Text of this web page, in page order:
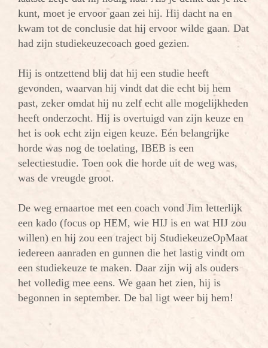
kunt, moet je ervoor gaan zei hij. Hij dacht na en
kwam tot de conclusie dat hij ervoor wilde gaan. Dat
had zijn studiekeuzecoach goed gezien.
Hij is ontzettend blij dat hij een studie heeft
gevonden, waarvan hij vindt dat die echt bij hem
past, zeker omdat hij nu zelf echt alle mogelijkheden
heeft onderzocht. Hij is overtuigd van zijn keuze en
het is ook echt zijn eigen keuze. Eén belangrijke
horde was nog de toelating, IBEB is een
selectiestudie. Toen ook die horde uit de weg was,
was de vreugde groot.
De weg ernaartoe met een coach vond Jim letterlijk
een kado (focus op HEM, wie HIJ is en wat HIJ zou
willen) en hij zou een traject bij StudiekeuzeOpMaat
iedereen aanraden en gunnen die het lastig vindt om
een studiekeuze te maken. Daar zijn wij als ouders
het volledig mee eens. We gaan het zien, hij is
begonnen in september. De bal ligt weer bij hem!